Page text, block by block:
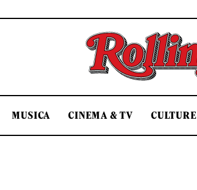
MUSICA CINEMA & TV CULTURE